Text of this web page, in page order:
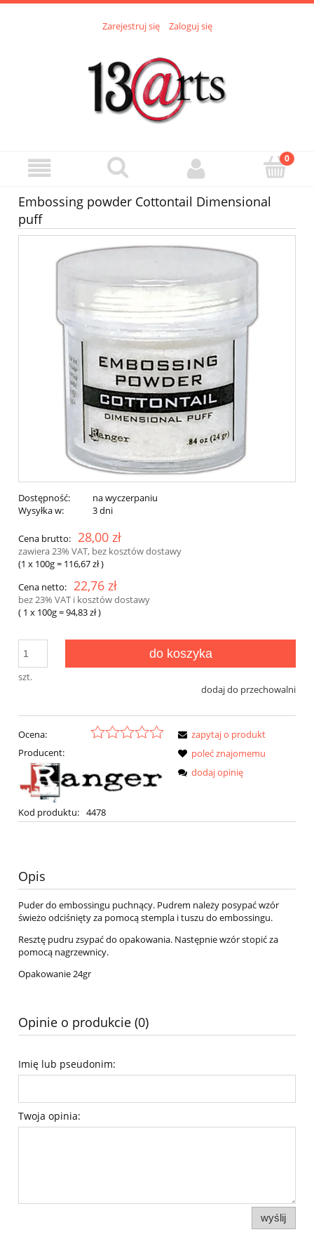
Zarejestruj się Zaloguj się
Embossing powder Cottontail Dimensional
puff
Dostępność:
na wyczerpaniu
Wysyłka w:
3 dni
Cena brutto: 28,00 zł
zawiera 23% VAT, bez kosztów dostawy
(1 x 100g= 116,67 zł)
Cena netto: 22,76 zł
bez 23% VAT i kosztów dostawy
( 1 x 100g=94,83 zł)
szt.
do koszyka
dodaj do przechowalni
Ocena:
Producent:
Kod produktu: 4478
zapytaj o produkt
poleć znajomemu
dodaj opinię
Opis
Puder do embossingu puchnący. Pudrem należy posypać wzór
świeżo odciśnięty za pomocą stempla i tuszu do embossingu.
Resztę pudru zsypać do opakowania. Następnie wzór stopić za
pomocą nagrzewnicy.
Opakowanie 24gr
Opinie o produkcie (0)
Imię lub pseudonim:
Twoja opinia:
wyślij